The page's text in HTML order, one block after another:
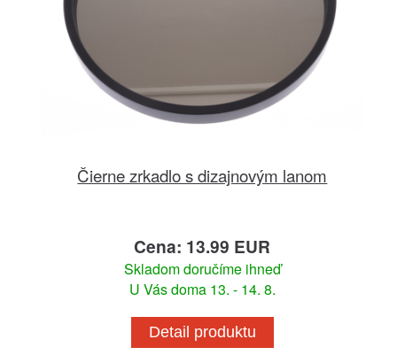
Čierne zrkadlo s dizajnovým lanom
Cena: 13.99 EUR
Skladom doručíme ihneď
U Vás doma 13. - 14. 8.
Detail produktu